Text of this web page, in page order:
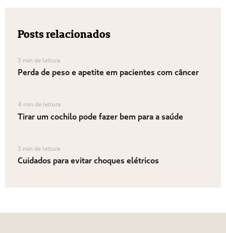
Posts relacionados
3 min de leitura
Perda de peso e apetite em pacientes com câncer
4 min de leitura
Tirar um cochilo pode fazer bem para a saúde
3 min de leitura
Cuidados para evitar choques elétricos